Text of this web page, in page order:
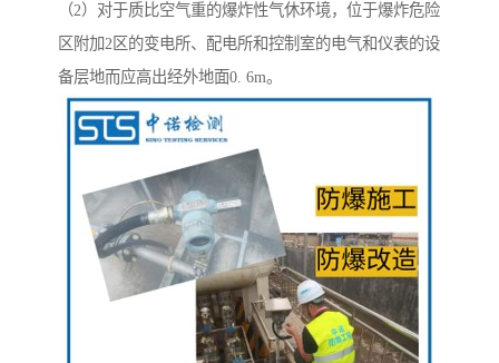
（2）对于质比空气重的爆炸性气休环境，位于爆炸危险
区附加2区的变电所、配电所和控制室的电气和仪表的设
备层地而应高出经外地面0. 6m。